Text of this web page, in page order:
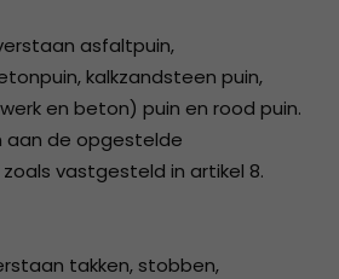
asfaltpuin,
kalkzandsteen puin,
en beton) puin en rood puin.
aan de opgestelde
vastgesteld in artikel 8.
takken, stobben,